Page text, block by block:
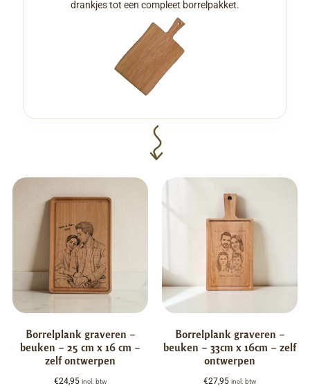
drankjes tot een compleet borrelpakket.
Borrelplank graveren –
beuken – 25 cm x 16 cm –
zelf ontwerpen
€24,95 incl. btw
Borrelplank graveren –
beuken – 33cm x 16cm – zelf
ontwerpen
€27,95 incl. btw